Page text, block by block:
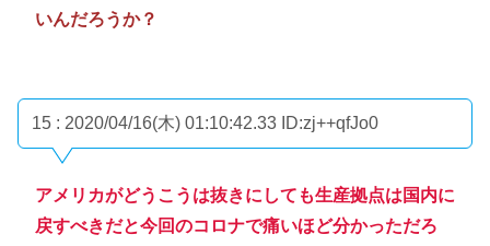
いんだろうか？
15 : 2020/04/16(木) 01:10:42.33 ID:zj++qfJo0
アメリカがどうこうは抜きにしても生産拠点は国内に
戻すべきだと今回のコロナで痛いほど分かっただろ